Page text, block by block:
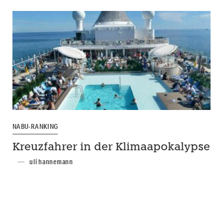
NABU-RANKING
Kreuzfahrer in der Klimaapokalypse
uli hannemann